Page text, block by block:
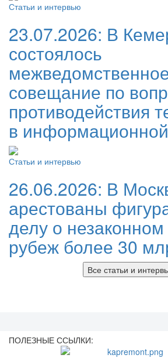
Статьи и интервью
23.07.2026: В
состоялось
совещание по
противодействия
в
Статьи и интервью
26.06.2026: В
арестованы
делу о
рубеж более 30
Все статьи и
ПОЛЕЗНЫЕ ССЫЛКИ: